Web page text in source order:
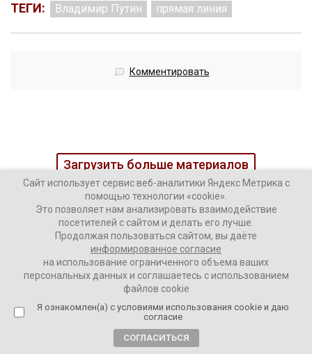
ТЕГИ: Владимир Путин прямая линия
Комментировать
Загрузить больше материалов
Наши колонки
Актуальное
Аналитика
Сайт использует сервис веб-аналитики Яндекс Метрика с
помощью технологии «cookie».
Это позволяет нам анализировать взаимодействие
посетителей с сайтом и делать его лучше.
Продолжая пользоваться сайтом, вы даёте
информированное согласие
на использование ограниченного объема ваших
персональных данных и соглашаетесь с использованием
файлов cookie
Я ознакомлен(а) с условиями использования cookie и даю
согласие
СОГЛАСИТЬСЯ